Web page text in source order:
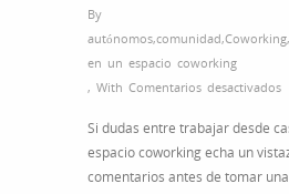
By
autónomos,comunidad,Coworking,
en un espacio coworking
, With Comentarios desactivadosen
Si dudas entre trabajar desde
espacio coworking echa un
comentarios antes de tomar